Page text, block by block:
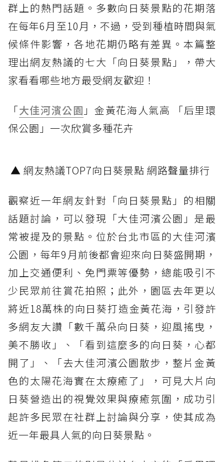
群上的熱門話題。多數向日葵景點的花期落
在每年6月至10月，不過，受到種植時間與氣
候條件影響，各地花期仍略有差異。本篇整
理出網友熱議的七大「向日葵景點」，帶大
家看看哪些地方最受網友歡迎！
「大佳河濱公園 」金黃花海人氣高 「后里環
保公園」一次欣賞多種花卉
▲ 網友熱議TOP7向日葵景點 網路聲量排行
觀察近一年網友針對「向日葵景點」的相關
話題討論，可以發現「大佳河濱公園」是最
常被提及的景點。位於台北市區的大佳河濱
公園，每年9月前後都會迎來向日葵盛開期，
加上交通便利、免門票等優勢，總能吸引不
少民眾前往賞花拍照；此外，園區去年更以
將近18萬株的向日葵打造金黃花海，引發許
多網友大讚「數千萬朵向日葵，迎風搖曳，
美不勝收」、「看到這麼多的向日葵，心都
開了」、「去大佳河濱公園散步，整片金黃
色的太陽花海實在太療癒了」，可見大片向
日葵營造出的視覺效果與療癒氛圍，成功引
起許多民眾在社群上討論與分享，使其成為
近一年最具人氣的向日葵景點。